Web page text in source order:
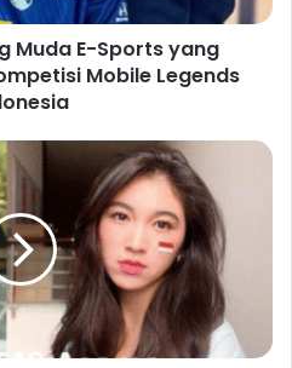
Muda E-Sports yang
Mobile Legends